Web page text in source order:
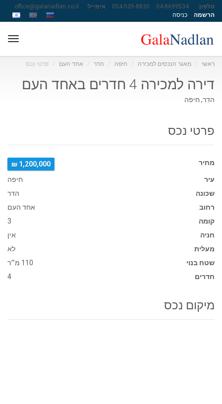
טלפון: 04-8699534
054-535-8830 אימייל:
office@galanadlan.co.il
הרשמה
כניסה
ראשי מאגר הנכסים למכירה חיפה הדר אחד העם פרטי נכס
דירה למכירה 4 חדרים באחד העם
הדר, חיפה
פרטי נכס
מחיר
1,200,000 ₪
עיר
חיפה
שכונה
הדר
רחוב
אחד העם
קומה
3
חניה
אין
מעלית
לא
שטח בנוי
110 מ״ר
חדרים
4
מיקום נכס